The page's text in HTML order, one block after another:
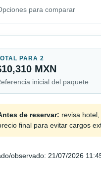
para comparar
PARA 2
MXN
inicial del paquete
de reservar: revisa
final para evitar cargos
observado: 21/07/2026